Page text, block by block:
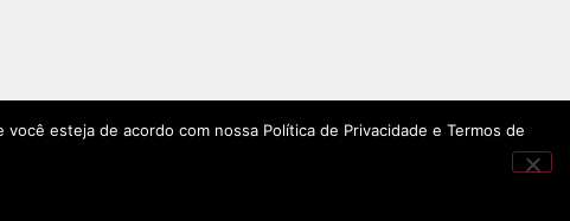
esteja de acordo com nossa Política de Privacidade e Termos de